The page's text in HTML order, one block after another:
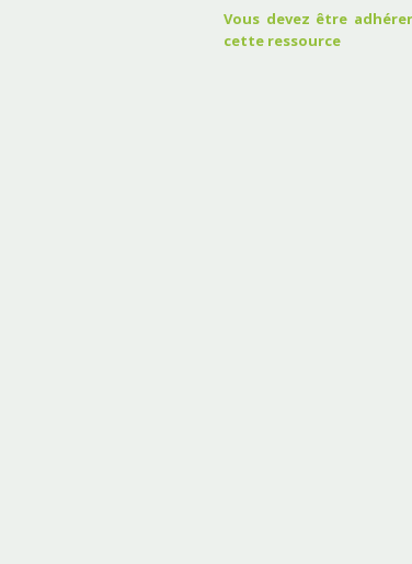
Vous devez être
cette ressource